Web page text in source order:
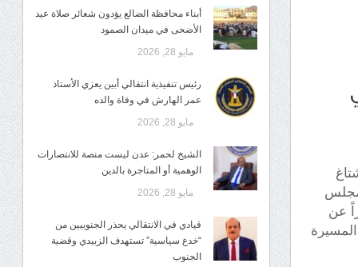
4 أبريل 2026، تعبيراً عن
أبناء محافظة الضالع يؤدون شعائر صلاة عيد
الأضحى في ميدان الصمود
مايو 28, 2026
رئيس تنفيذية انتقالي أبين يعزي الأستاذ
عمر الهارش في وفاة والده
مايو 28, 2026
الشيخ لحمر: عدن ليست منصة للانتصارات
الوهمية أو المتاجرة بالدين
مايو 28, 2026
قيادي في الانتقالي يحذر الجنوبيين من
“خدع سياسية” تستهدف الزبيدي وقضية
الجنوب